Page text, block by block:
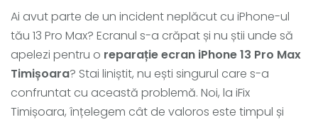
Ai avut parte de un incident neplăcut cu iPhone-ul
tău 13 Pro Max? Ecranul s-a crăpat și nu știi unde să
apelezi pentru o reparație ecran iPhone 13 Pro Max
Timișoara? Stai liniștit, nu ești singurul care s-a
confruntat cu această problemă. Noi, la iFix
Timișoara, înțelegem cât de valoros este timpul și